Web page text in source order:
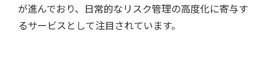
が進んでおり、日常的なリスク管理の高度化に寄与す
るサービスとして注目されています。